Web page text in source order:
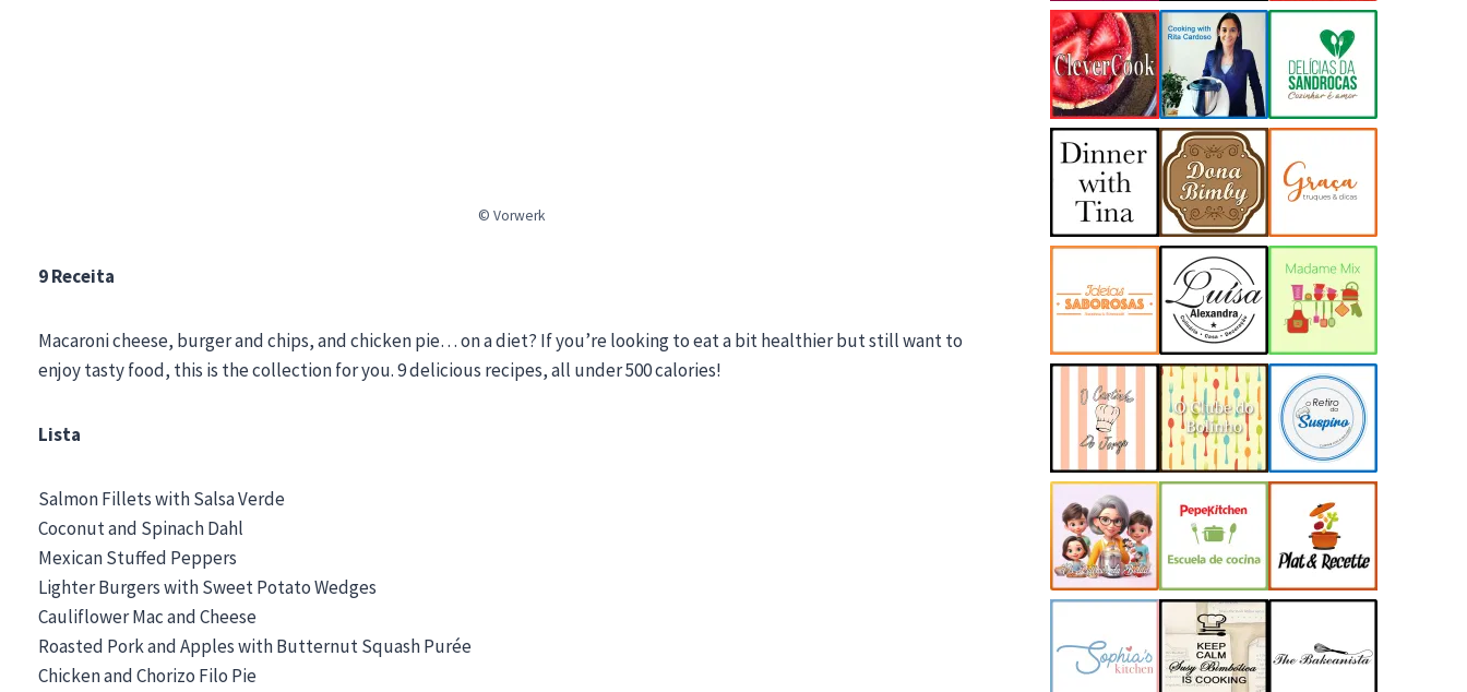
© Vorwerk
9 Receita
Macaroni cheese, burger and chips, and chicken pie… on a diet? If you’re looking to eat a bit healthier but still want to
enjoy tasty food, this is the collection for you. 9 delicious recipes, all under 500 calories!
Lista
Salmon Fillets with Salsa Verde
Coconut and Spinach Dahl
Mexican Stuffed Peppers
Lighter Burgers with Sweet Potato Wedges
Cauliflower Mac and Cheese
Roasted Pork and Apples with Butternut Squash Purée
Chicken and Chorizo Filo Pie